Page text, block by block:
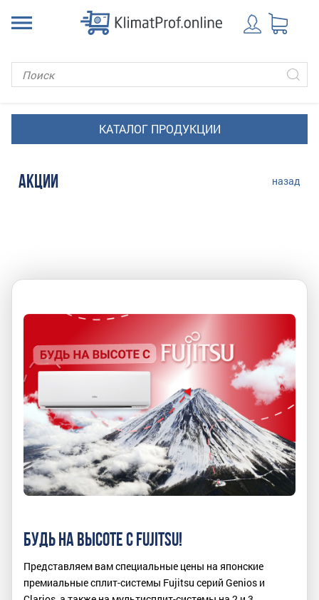
АКЦИИ назад
БУДЬ НА ВЫСОТЕ С FUJITSU!
Представляем вам специальные цены на японские
премиальные сплит-системы Fujitsu серий Genios и